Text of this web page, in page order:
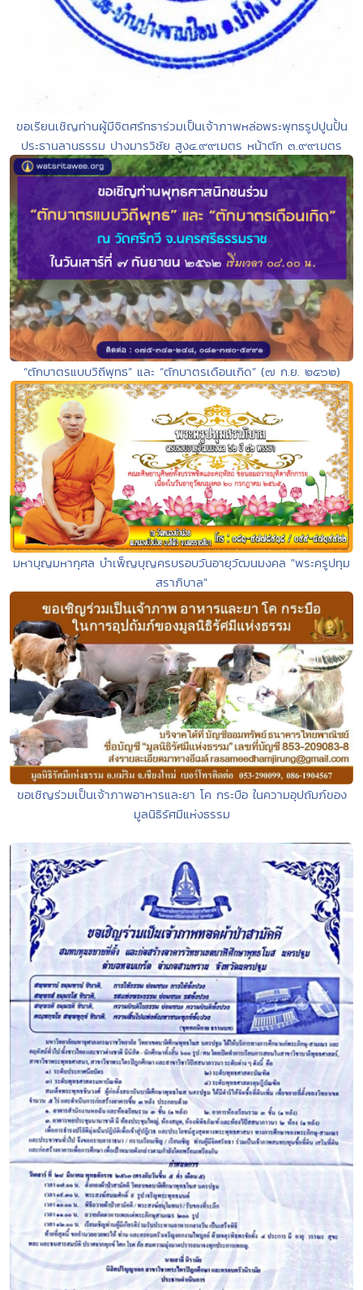
ขอเรียนเชิญท่านผู้มีจิตศรัทธาร่วมเป็นเจ้าภาพหล่อพระพุทธรูปปูนปั้น
ประธานลานธรรม ปางมารวิชัย สูง๔.๙๙เมตร หน้าตัก ๓.๙๙เมตร
“ตักบาตรแบบวิถีพุทธ” และ “ตักบาตรเดือนเกิด” (๗ ก.ย. ๒๕๖๒)
มหาบุญมหากุศล บำเพ็ญบุญครบรอบวันอายุวัฒนมงคล "พระครูปทุม
สราภิบาล"
ขอเชิญร่วมเป็นเจ้าภาพอาหารและยา โค กระบือ ในความอุปถัมภ์ของ
มูลนิธิรัศมีแห่งธรรม